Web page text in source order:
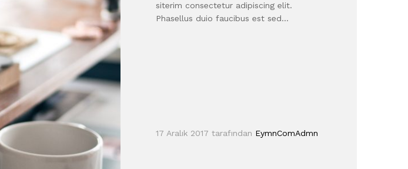
siterim consectetur adipiscing elit.
Phasellus duio faucibus est sed…
17 Aralık 2017 tarafından EymnComAdmn